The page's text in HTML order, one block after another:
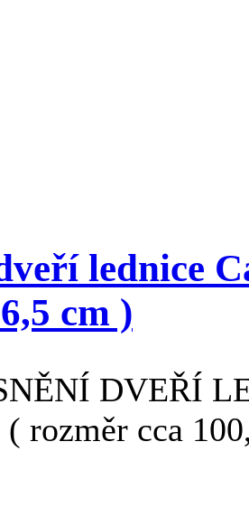
lednice
cm )
DVEŘÍ
( rozměr cca